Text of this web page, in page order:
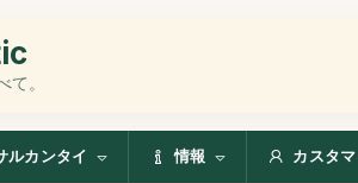
。
ルカンタイ 情報 カスタ